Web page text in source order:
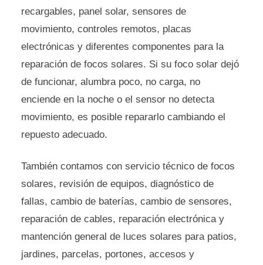
recargables, panel solar, sensores de
movimiento, controles remotos, placas
electrónicas y diferentes componentes para la
reparación de focos solares. Si su foco solar dejó
de funcionar, alumbra poco, no carga, no
enciende en la noche o el sensor no detecta
movimiento, es posible repararlo cambiando el
repuesto adecuado.
También contamos con servicio técnico de focos
solares, revisión de equipos, diagnóstico de
fallas, cambio de baterías, cambio de sensores,
reparación de cables, reparación electrónica y
mantención general de luces solares para patios,
jardines, parcelas, portones, accesos y